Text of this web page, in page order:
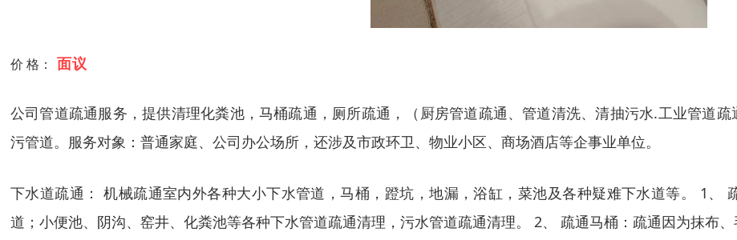
价 格： 面议
公司管道疏通服务，提供清理化粪池，马桶疏通，厕所疏通，（厨房管道疏通、管道清洗、清抽污水.工业管道
污管道。服务对象：普通家庭、公司办公场所，还涉及市政环卫、物业小区、商场酒店等企事业单位。
下水道疏通： 机械疏通室内外各种大小下水管道，马桶，蹬坑，地漏，浴缸，菜池及各种疑难下水道等。 1、
道；小便池、阴沟、窑井、化粪池等各种下水管道疏通清理，污水管道疏通清理。 2、 疏通马桶：疏通因为抹布